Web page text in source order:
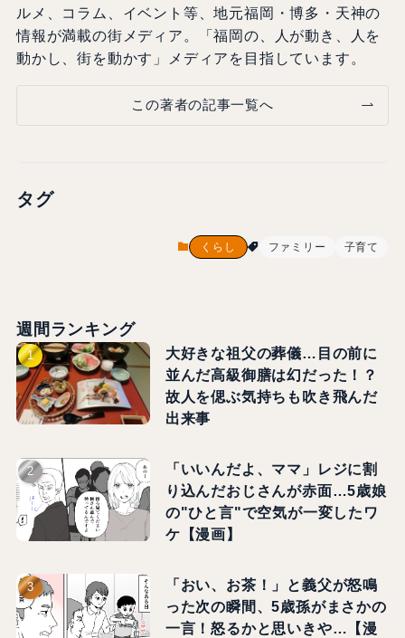
ルメ、コラム、イベント等、地元福岡・博多・天神の
情報が満載の街メディア。「福岡の、人が動き、人を
動かし、街を動かす」メディアを目指しています。
この著者の記事一覧へ
タグ
くらし ファミリー 子育て
週間ランキング
大好きな祖父の葬儀…目の前に
並んだ高級御膳は幻だった！？
故人を偲ぶ気持ちも吹き飛んだ
出来事
「いいんだよ、ママ」レジに割
り込んだおじさんが赤面…5歳娘
の"ひと言"で空気が一変したワ
ケ【漫画】
「おい、お茶！」と義父が怒鳴
った次の瞬間、5歳孫がまさかの
一言！怒るかと思いきや…【漫